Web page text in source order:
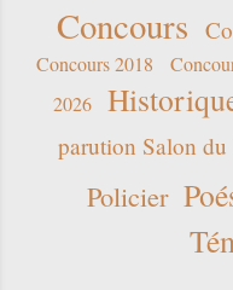
Concours
Concours 2018
2026
parution Salon
Policier